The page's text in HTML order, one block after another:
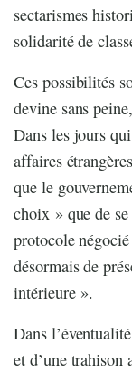
sectarismes
solidarité de
Ces possibilités
devine sans
Dans les jours
affaires
que le
choix » que de
protocole
désormais de
intérieure ».
Dans
et d’une trahison